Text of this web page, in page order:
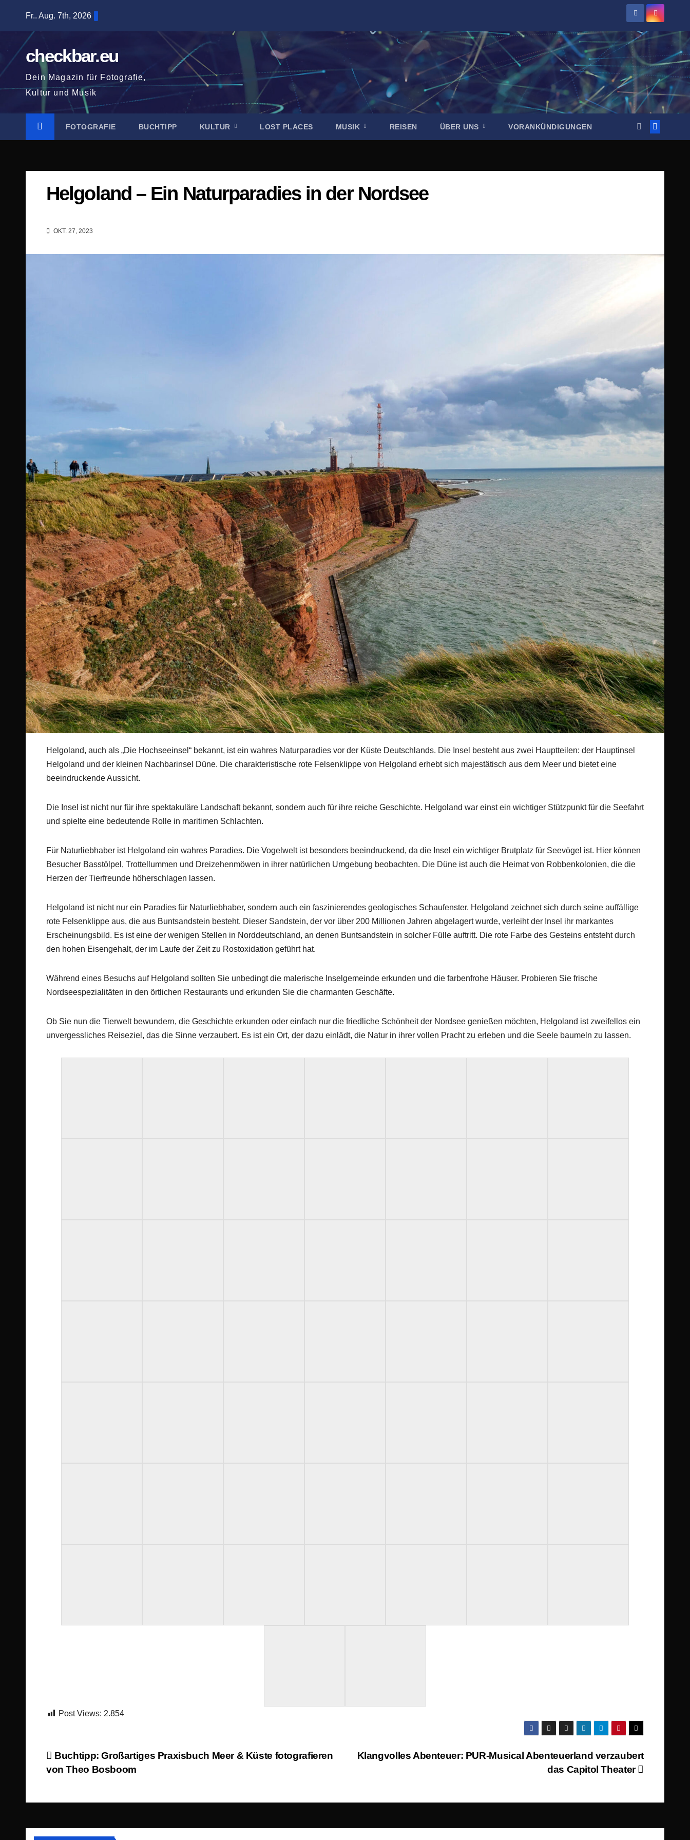
springen
Fr.. Aug. 7th, 2026
checkbar.eu
Dein Magazin für Fotografie,
Kultur und Musik
FOTOGRAFIE BUCHTIPP KULTUR LOST PLACES MUSIK REISEN ÜBER UNS VORANKÜNDIGUNGEN
Helgoland – Ein Naturparadies in der Nordsee
OKT. 27, 2023
Helgoland, auch als „Die Hochseeinsel“ bekannt, ist ein wahres Naturparadies vor der Küste Deutschlands. Die Insel besteht aus zwei Hauptteilen: der Hauptinsel
Helgoland und der kleinen Nachbarinsel Düne. Die charakteristische rote Felsenklippe von Helgoland erhebt sich majestätisch aus dem Meer und bietet eine
beeindruckende Aussicht.
Die Insel ist nicht nur für ihre spektakuläre Landschaft bekannt, sondern auch für ihre reiche Geschichte. Helgoland war einst ein wichtiger Stützpunkt für die Seefahrt
und spielte eine bedeutende Rolle in maritimen Schlachten.
Für Naturliebhaber ist Helgoland ein wahres Paradies. Die Vogelwelt ist besonders beeindruckend, da die Insel ein wichtiger Brutplatz für Seevögel ist. Hier können
Besucher Basstölpel, Trottellummen und Dreizehenmöwen in ihrer natürlichen Umgebung beobachten. Die Düne ist auch die Heimat von Robbenkolonien, die die
Herzen der Tierfreunde höherschlagen lassen.
Helgoland ist nicht nur ein Paradies für Naturliebhaber, sondern auch ein faszinierendes geologisches Schaufenster. Helgoland zeichnet sich durch seine auffällige
rote Felsenklippe aus, die aus Buntsandstein besteht. Dieser Sandstein, der vor über 200 Millionen Jahren abgelagert wurde, verleiht der Insel ihr markantes
Erscheinungsbild. Es ist eine der wenigen Stellen in Norddeutschland, an denen Buntsandstein in solcher Fülle auftritt. Die rote Farbe des Gesteins entsteht durch
den hohen Eisengehalt, der im Laufe der Zeit zu Rostoxidation geführt hat.
Während eines Besuchs auf Helgoland sollten Sie unbedingt die malerische Inselgemeinde erkunden und die farbenfrohe Häuser. Probieren Sie frische
Nordseespezialitäten in den örtlichen Restaurants und erkunden Sie die charmanten Geschäfte.
Ob Sie nun die Tierwelt bewundern, die Geschichte erkunden oder einfach nur die friedliche Schönheit der Nordsee genießen möchten, Helgoland ist zweifellos ein
unvergessliches Reiseziel, das die Sinne verzaubert. Es ist ein Ort, der dazu einlädt, die Natur in ihrer vollen Pracht zu erleben und die Seele baumeln zu lassen.
Post Views: 2.854
Beitragsnavigation
Klangvolles Abenteuer: PUR-Musical Abenteuerland verzaubert
das Capitol Theater
Buchtipp: Großartiges Praxisbuch Meer & Küste fotografieren
von Theo Bosboom